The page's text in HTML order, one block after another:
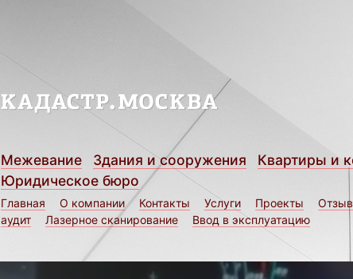
Межевание Здания и сооружения Квартиры и
Юридическое бюро
Главная О компании Контакты Услуги Проекты
аудит
Лазерное сканирование Ввод в эксплуатацию